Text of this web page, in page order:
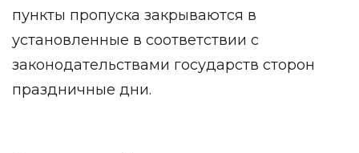
пункты пропуска закрываются в
установленные в соответствии с
законодательствами государств сторон
праздничные дни.